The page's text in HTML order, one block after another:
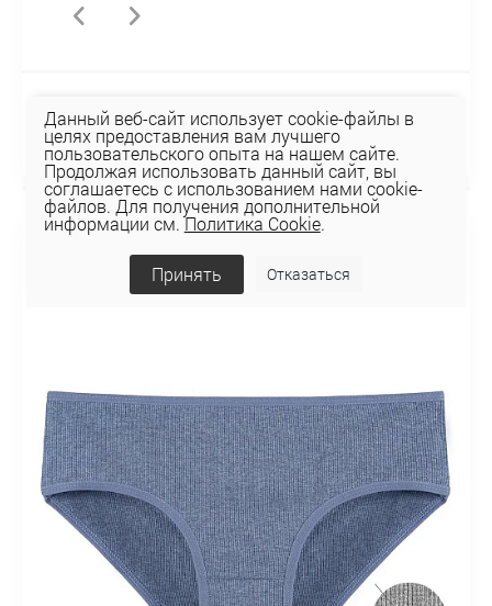
Трусы 3132PD3
10,94 руб
НОВИНКА
Данный веб-сайт использует cookie-файлы в
целях предоставления вам лучшего
пользовательского опыта на нашем сайте.
Продолжая использовать данный сайт, вы
соглашаетесь с использованием нами cookie-
файлов. Для получения дополнительной
информации см.Политика Cookie.
Принять Отказаться